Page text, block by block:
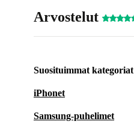
Arvostelut
Suosituimmat kategoriat
iPhonet
Samsung-puhelimet